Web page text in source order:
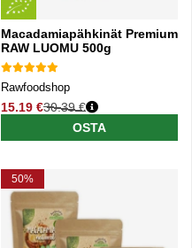
Macadamiapähkinät Premium
RAW LUOMU 500g
Rawfoodshop
15.19 €
Normaali hinta
30.39 €
OSTA
50%